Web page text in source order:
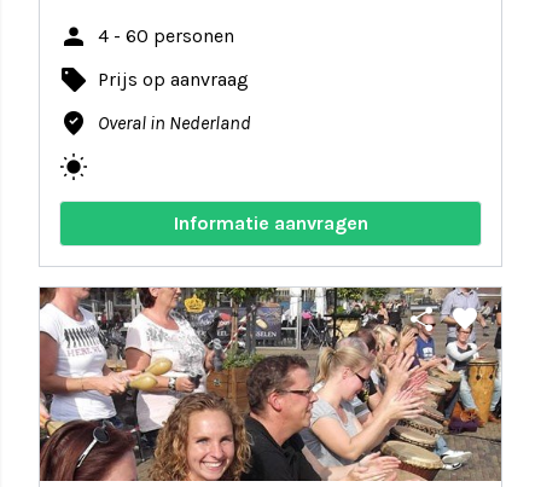
person 4 - 60 personen
local_offer Prijs op aanvraag
where_to_vote Overal in Nederland
wb_sunny
Informatie aanvragen
share favorite